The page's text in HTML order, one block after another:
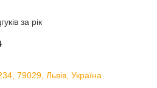
за рік
79029, Львів, Україна